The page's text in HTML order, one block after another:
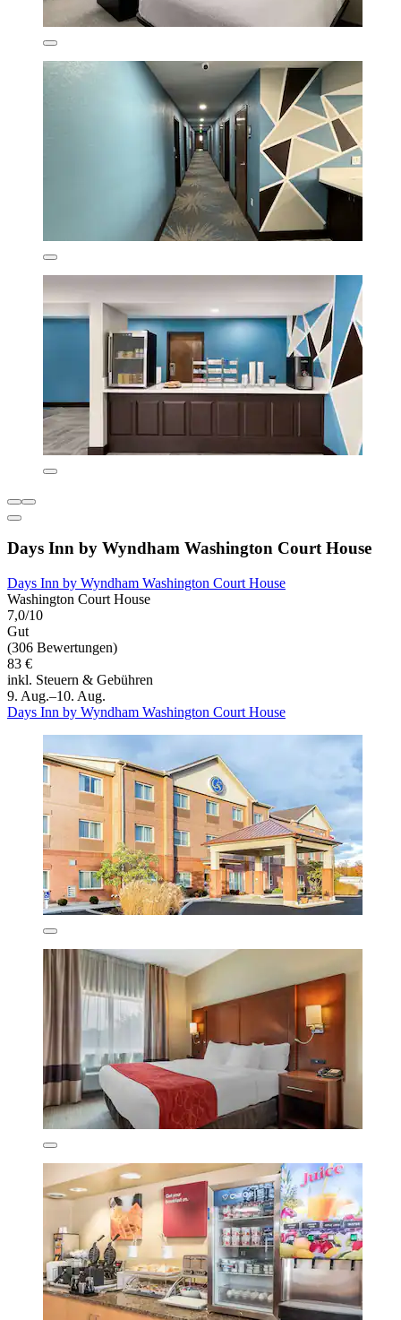
Days Inn by Wyndham Washington Court House
Days Inn by Wyndham Washington Court House
Washington Court House
7,0/10
Gut
(306 Bewertungen)
83 €
inkl. Steuern & Gebühren
9. Aug.–10. Aug.
Days Inn by Wyndham Washington Court House